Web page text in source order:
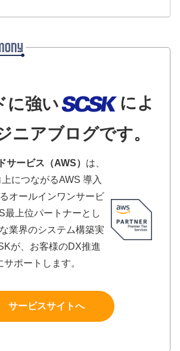
に強い
によ
ニアブログです。
サービス（AWS） は、
につながるAWS 導入
オールインワンサービ
最上位パートナーとし
業界のシステム構築実
が、お客様のDX推進
サポートします。
サービスサイトへ